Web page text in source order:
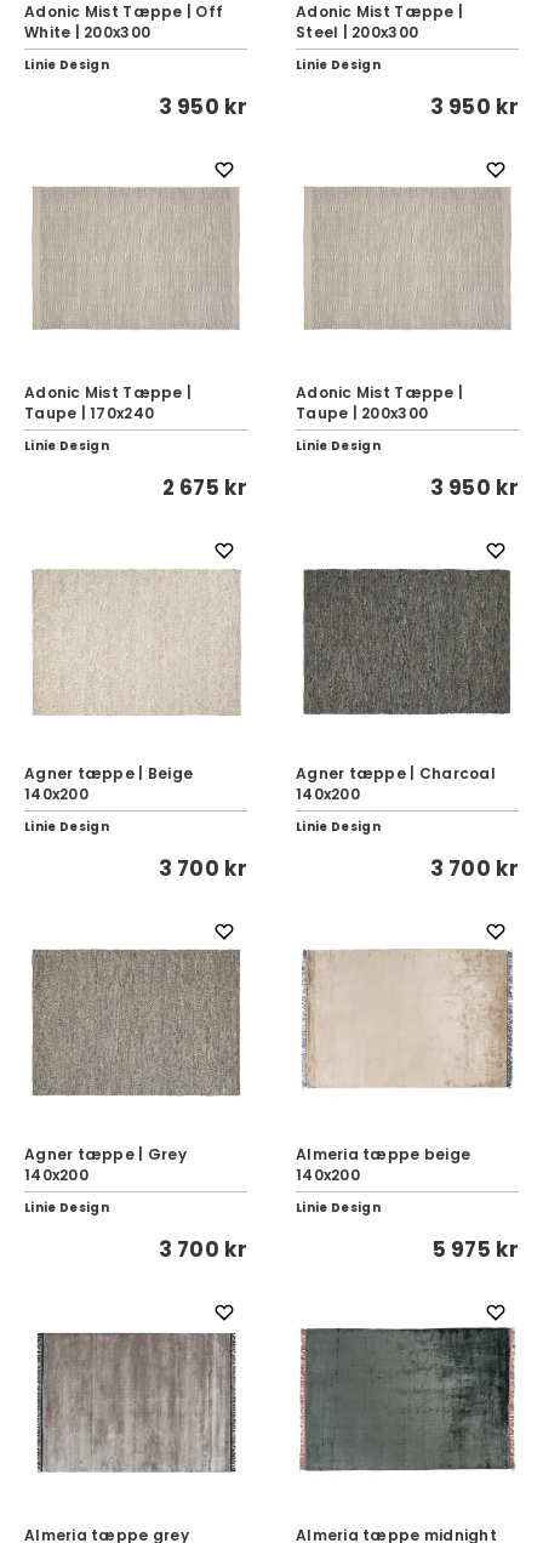
Adonic Mist Tæppe | Off
White | 200x300
Linie Design
3 950 kr
Adonic Mist Tæppe |
Steel | 200x300
Linie Design
3 950 kr
Adonic Mist Tæppe |
Taupe | 170x240
Linie Design
2 675 kr
Adonic Mist Tæppe |
Taupe | 200x300
Linie Design
3 950 kr
Agner tæppe | Beige
140x200
Linie Design
3 700 kr
Agner tæppe | Charcoal
140x200
Linie Design
3 700 kr
Agner tæppe | Grey
140x200
Linie Design
3 700 kr
Almeria tæppe beige
140x200
Linie Design
5 975 kr
Almeria tæppe grey Almeria tæppe midnight